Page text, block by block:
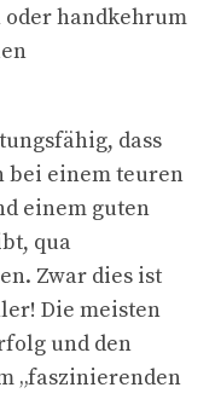
oder handkehrum
dass
bei einem teuren
einem guten
qua
Zwar dies ist
Die meisten
und den
„faszinierenden